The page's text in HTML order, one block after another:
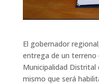
El gobernador
entrega de un terreno
Municipalidad Distrital
mismo que será